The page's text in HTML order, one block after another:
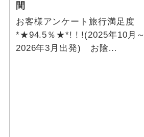
間
お客様アンケート旅行満足度
*★94.5％★*! ! !(2025年10月～
2026年3月出発) お陰…